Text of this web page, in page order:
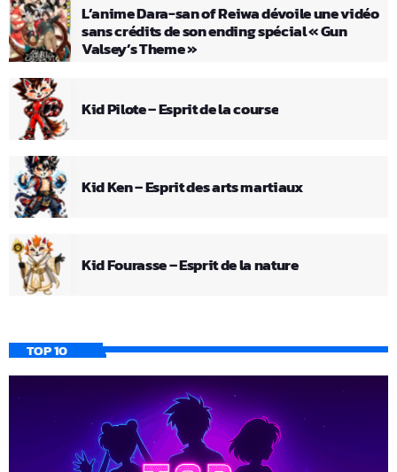
L’anime Dara-san of Reiwa dévoile une vidéo
sans crédits de son ending spécial « Gun
Valsey’s Theme »
Kid Pilote – Esprit de la course
Kid Ken – Esprit des arts martiaux
Kid Fourasse – Esprit de la nature
TOP 10